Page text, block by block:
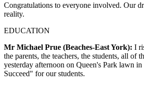
Congratulations to everyone involved. Our
reality.
EDUCATION
Mr Michael Prue (Beaches-East York): I
the parents, the teachers, the students, all of
yesterday afternoon on Queen's Park lawn
Succeed" for our students.